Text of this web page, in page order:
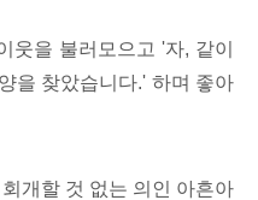
웃을 불러모으고 '자, 같이
을 찾았습니다.' 하며 좋아
개할 것 없는 의인 아흔아